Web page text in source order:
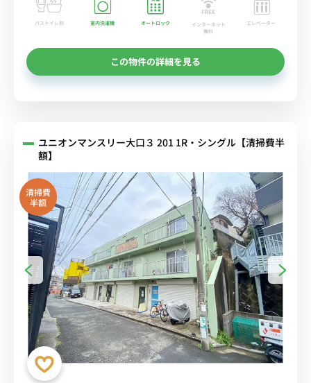
バストイレ別 室内洗濯機 オートロック
インターネット
無料
エレベーター
この物件の詳細を見る
ユニオンマンスリー大口３ 201 1R・シングル【清掃費半
額】
清掃費
半額